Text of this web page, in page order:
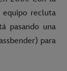
equipo recluta
pasando una
para